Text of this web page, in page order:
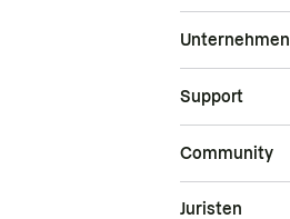
Unternehmen
Support
Community
Juristen